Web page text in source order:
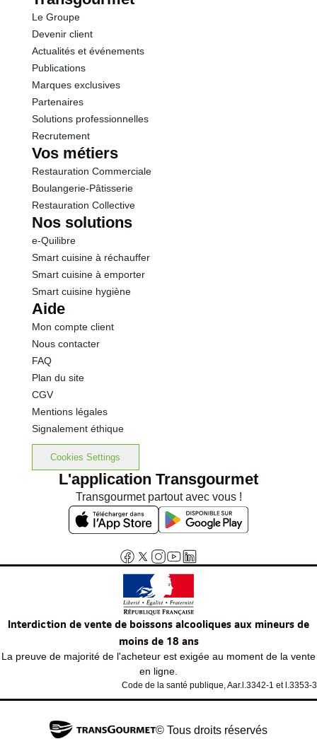
Le Groupe
Devenir client
Actualités et événements
Publications
Marques exclusives
Partenaires
Solutions professionnelles
Recrutement
Vos métiers
Restauration Commerciale
Boulangerie-Pâtisserie
Restauration Collective
Nos solutions
e-Quilibre
Smart cuisine à réchauffer
Smart cuisine à emporter
Smart cuisine hygiène
Aide
Mon compte client
Nous contacter
FAQ
Plan du site
CGV
Mentions légales
Signalement éthique
Cookies Settings
L'application Transgourmet
Transgourmet partout avec vous !
Interdiction de vente de boissons alcooliques aux mineurs de
moins de 18 ans
La preuve de majorité de l'acheteur est exigée au moment de la vente
en ligne.
Code de la santé publique, Aar.l.3342-1 et l.3353-3
© Tous droits réservés